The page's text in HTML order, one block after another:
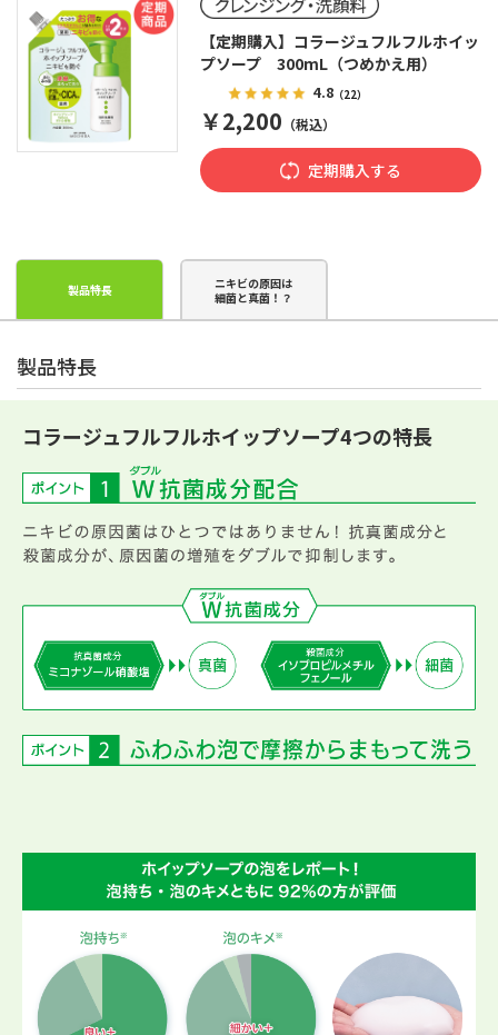
【定期購入】コラージュフルフルホイッ
プソープ 300mL（つめかえ用）
4.8（22）
￥2,200 （税込）
定期購入する
製品特長
ニキビの原因は
細菌と真菌！？
製品特長
コラージュフルフルホイップソープ4つの特長